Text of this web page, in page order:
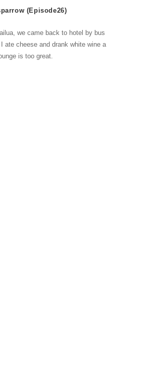
(Episode26)
we came back to hotel by bus
ate cheese and drank white wine a
is too great.